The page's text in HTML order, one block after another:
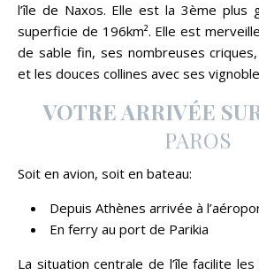
l’île de Naxos. Elle est la 3ème plus
superficie de 196km². Elle est
de sable fin, ses nombreuses
et les douces collines avec ses
VOTRE ARRIVÉE
PAROS
Soit en avion, soit en bateau:
Depuis Athènes arrivée à
En ferry au port de Parikia
La situation centrale de l’île facilite